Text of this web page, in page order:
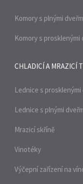
Komory s plnými
Komory s prosklenými
CHLADICÍ A MRAZICÍ
Lednice s prosklenými
Lednice s plnými
Mrazicí skříně
Vinotéky
Výčepní zařízení na